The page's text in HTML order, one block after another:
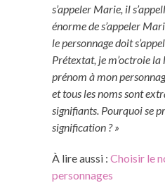
s’appeler Marie, il
énorme de s’appeler
le personnage doit
Prétextat, je m’octroie
prénom à mon
et tous les noms sont
signifiants. Pourquoi se
signification ? »
À lire aussi : Choisir le
personnages